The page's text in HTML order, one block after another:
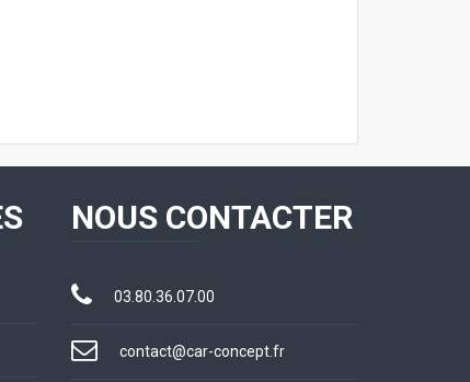
NOUS CONTACTER
03.80.36.07.00
contact@car-concept.fr